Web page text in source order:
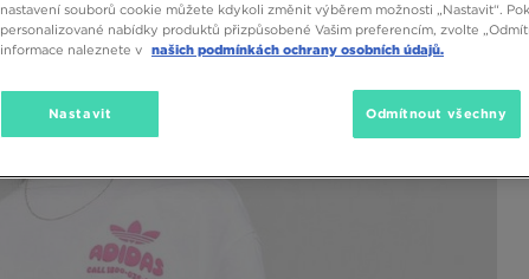
nastavení souborů cookie můžete kdykoli změnit výběrem možnosti „Nastavit“.
personalizované nabídky produktů přizpůsobené Vašim preferencím, zvolte
informace naleznete v našich podmínkách ochrany osobních údajů.
Nastavit Odmítnout všechny